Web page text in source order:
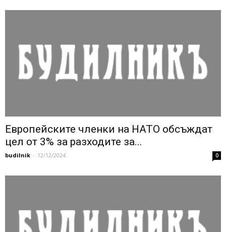
Европейските членки на НАТО обсъждат
цел от 3% за разходите за...
budilnik - 12/12/2024 0